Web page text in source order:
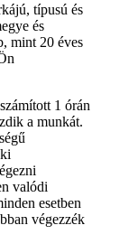
típusú és
és
mint 20 éves
1 órán
a munkát.
valódi
esetben
végezzék